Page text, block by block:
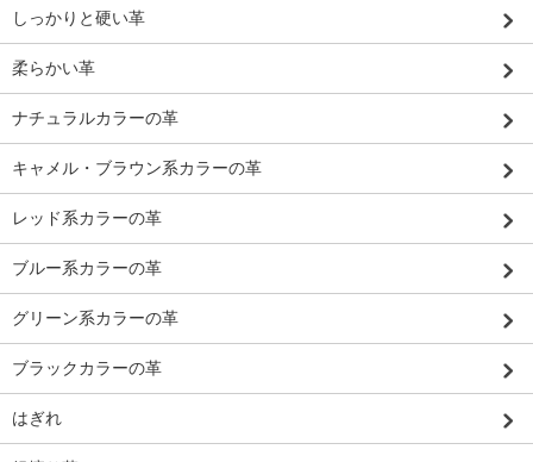
しっかりと硬い革
柔らかい革
ナチュラルカラーの革
キャメル・ブラウン系カラーの革
レッド系カラーの革
ブルー系カラーの革
グリーン系カラーの革
ブラックカラーの革
はぎれ